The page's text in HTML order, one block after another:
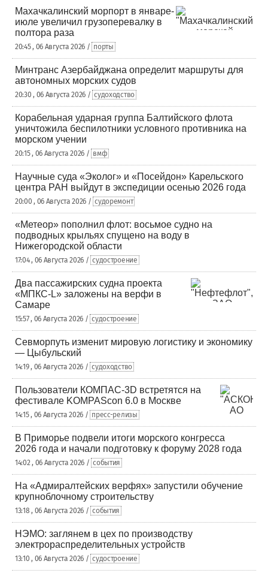
Махачкалинский морпорт в январе-
июле увеличил грузоперевалку в
полтора раза
20:45 , 06 Августа 2026 / порты
Минтранс Азербайджана определит маршруты для
автономных морских судов
20:30 , 06 Августа 2026 / судоходство
Корабельная ударная группа Балтийского флота
уничтожила беспилотники условного противника на
морском учении
20:15 , 06 Августа 2026 / вмф
Научные суда «Эколог» и «Посейдон» Карельского
центра РАН выйдут в экспедиции осенью 2026 года
20:00 , 06 Августа 2026 / судоремонт
«Метеор» пополнил флот: восьмое судно на
подводных крыльях спущено на воду в
Нижегородской области
17:04 , 06 Августа 2026 / судостроение
Два пассажирских судна проекта
«МПКС-L» заложены на верфи в
Самаре
15:57 , 06 Августа 2026 / судостроение
Севморпуть изменит мировую логистику и экономику
— Цыбульский
14:19 , 06 Августа 2026 / судоходство
Пользователи КОМПАС-3D встретятся на
фестивале KOMPAScon 6.0 в Москве
14:15 , 06 Августа 2026 / пресс-релизы
В Приморье подвели итоги морского конгресса
2026 года и начали подготовку к форуму 2028 года
14:02 , 06 Августа 2026 / события
На «Адмиралтейских верфях» запустили обучение
крупноблочному строительству
13:18 , 06 Августа 2026 / события
НЭМО: заглянем в цех по производству
электрораспределительных устройств
13:10 , 06 Августа 2026 / судостроение